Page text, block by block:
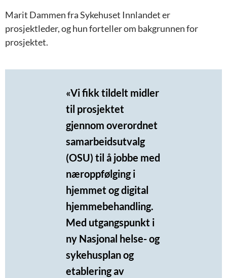
Marit Dammen fra Sykehuset Innlandet er
prosjektleder, og hun forteller om bakgrunnen for
prosjektet.
«Vi fikk tildelt midler
til prosjektet
gjennom overordnet
samarbeidsutvalg
(OSU) til å jobbe med
næroppfølging i
hjemmet og digital
hjemmebehandling.
Med utgangspunkt i
ny Nasjonal helse- og
sykehusplan og
etablering av